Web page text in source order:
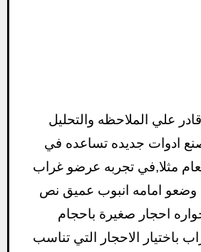
قادر علي الملاحظه والتحليل
صنع ادوات جديده تساعده في
مثلا,في تجربه عرضو غراب
امامه انبوب عميق نص
احجار صغيرة باحجام
باختيار الاحجار التي تناسب